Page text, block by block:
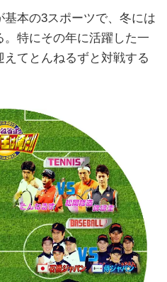
本の3スポーツで、冬には
特にその年に活躍した一
てとんねるずと対戦する